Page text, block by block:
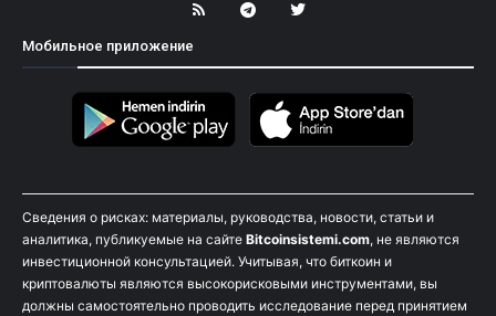
Мобильное приложение
Сведения о рисках: материалы, руководства, новости, статьи и
аналитика, публикуемые на сайте Bitcoinsistemi.com, не являются
инвестиционной консультацией. Учитывая, что биткоин и
криптовалюты являются высокорисковыми инструментами, вы
должны самостоятельно проводить исследование перед принятием